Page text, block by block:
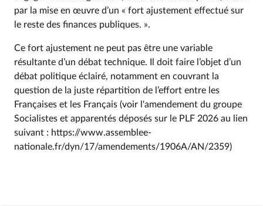
par la mise en œuvre d’un « fort ajustement effectué sur
le reste des finances publiques. ».
Ce fort ajustement ne peut pas être une variable
résultante d’un débat technique. Il doit faire l’objet d’un
débat politique éclairé, notamment en couvrant la
question de la juste répartition de l’effort entre les
Françaises et les Français (voir l'amendement du groupe
Socialistes et apparentés déposés sur le PLF 2026 au lien
suivant : https://www.assemblee-
nationale.fr/dyn/17/amendements/1906A/AN/2359)